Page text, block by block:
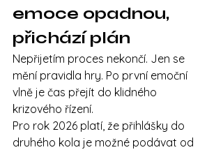
emoce opadnou,
přichází plán
Nepřijetím proces nekončí. Jen se
mění pravidla hry. Po první emoční
vlně je čas přejít do klidného
krizového řízení.
Pro rok 2026 platí, že přihlášky do
druhého kola je možné podávat od